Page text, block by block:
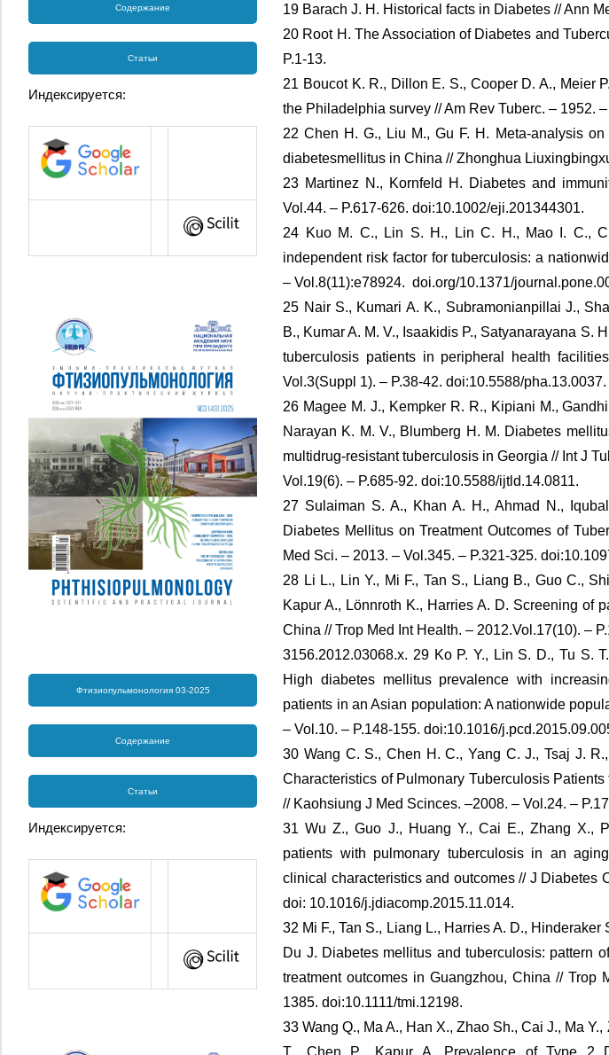
19 Barach J. H. Historical facts in Diabetes // Ann
20 Root H. The Association of Diabetes and
P.1-13.
21 Boucot K. R., Dillon E. S., Cooper D. A., Meier
the Philadelphia survey // Am Rev Tuberc. – 1952.
22 Chen H. G., Liu M., Gu F. H. Meta-analysis
diabetesmellitus in China // Zhonghua
23 Martinez N., Kornfeld H. Diabetes and
Vol.44. – P.617-626. doi:10.1002/eji.201344301.
24 Kuo M. C., Lin S. H., Lin C. H., Mao I. C.,
independent risk factor for tuberculosis: a
– Vol.8(11):e78924. doi.org/10.1371/
25 Nair S., Kumari A. K., Subramonianpillai J.,
B., Kumar A. M. V., Isaakidis P., Satyanarayana S.
tuberculosis patients in peripheral health
Vol.3(Suppl 1). – P.38-42. doi:10.5588/pha.13.0037.
26 Magee M. J., Kempker R. R., Kipiani M.,
Narayan K. M. V., Blumberg H. M. Diabetes
multidrug-resistant tuberculosis in Georgia // Int J
Vol.19(6). – P.685-92. doi:10.5588/ijtld.14.0811.
27 Sulaiman S. A., Khan A. H., Ahmad N.,
Diabetes Mellitus on Treatment Outcomes of
Med Sci. – 2013. – Vol.345. – P.321-325.
28 Li L., Lin Y., Mi F., Tan S., Liang B., Guo C.,
Kapur A., Lönnroth K., Harries A. D. Screening of
China // Trop Med Int Health. – 2012.Vol.17(10). –
3156.2012.03068.x. 29 Ko P. Y., Lin S. D., Tu S.
High diabetes mellitus prevalence with
patients in an Asian population: A nationwide
– Vol.10. – P.148-155. doi:10.1016/
30 Wang C. S., Chen H. C., Yang C. J., Tsaj J.
Characteristics of Pulmonary Tuberculosis
// Kaohsiung J Med Scinces. –2008. – Vol.24. –
31 Wu Z., Guo J., Huang Y., Cai E., Zhang X.,
patients with pulmonary tuberculosis in an
clinical characteristics and outcomes // J Diabetes
doi: 10.1016/j.jdiacomp.2015.11.014.
32 Mi F., Tan S., Liang L., Harries A. D., Hinderaker
Du J. Diabetes mellitus and tuberculosis: pattern
treatment outcomes in Guangzhou, China // Trop
1385. doi:10.1111/tmi.12198.
33 Wang Q., Ma A., Han X., Zhao Sh., Cai J., Ma
T., Chen P., Kapur A. Prevalence of Type 2
Содержание
Статьи
Индексируется:
Фтизиопульмонология 03-2025
Содержание
Статьи
Индексируется: